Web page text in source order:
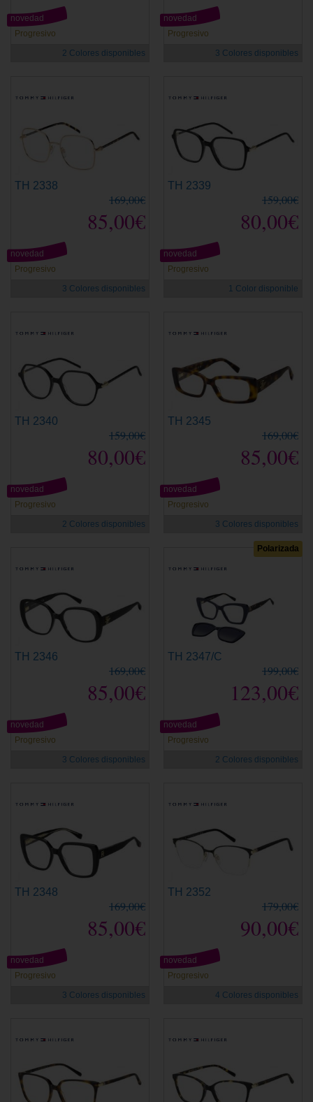
Progresivo
novedad
2 Colores disponibles
Progresivo
novedad
3 Colores disponibles
TH 2338
169,00€
85,00€
Progresivo
novedad
3 Colores disponibles
TH 2339
159,00€
80,00€
Progresivo
novedad
1 Color disponible
TH 2340
159,00€
80,00€
Progresivo
novedad
2 Colores disponibles
TH 2345
169,00€
85,00€
Progresivo
novedad
3 Colores disponibles
TH 2346
169,00€
85,00€
Progresivo
novedad
3 Colores disponibles
Polarizada
TH 2347/C
199,00€
123,00€
Progresivo
novedad
2 Colores disponibles
TH 2348
169,00€
85,00€
Progresivo
novedad
3 Colores disponibles
TH 2352
179,00€
90,00€
Progresivo
novedad
4 Colores disponibles